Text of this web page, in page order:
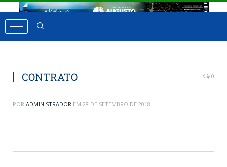
CONTRATO 0
POR ADMINISTRADOR EM 28 DE SETEMBRO DE 2018